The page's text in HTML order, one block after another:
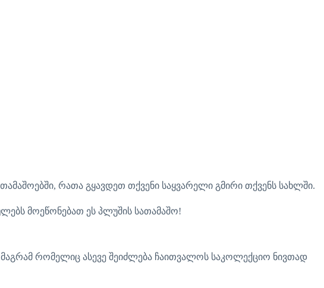
რათა გყავდეთ თქვენი საყვარელი გმირი თქვენს სახლში.
მოეწონებათ ეს პლუშის სათამაშო!
რომელიც ასევე შეიძლება ჩაითვალოს საკოლექციო ნივთად